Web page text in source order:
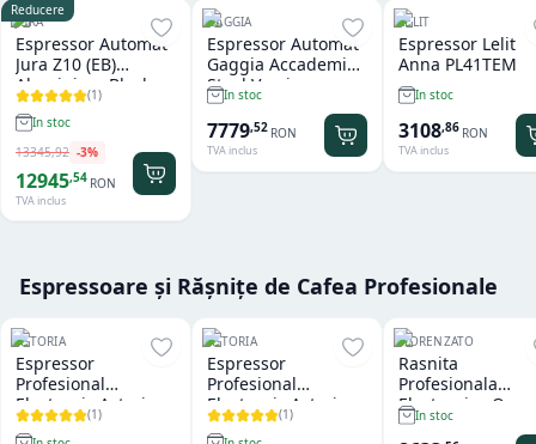
Reducere
JURA
Espressor Automat
Jura Z10 (EB)
Aluminium Black
(1)
In stoc
13345,92 -3%
12945,54 RON
TVA inclus
GAGGIA
Espressor Automat
Gaggia Accademia
Steel Version
In stoc
7779,52 RON
TVA inclus
LELIT
Espressor Lelit
Anna PL41TEM
In stoc
3108,86 RON
TVA inclus
Espressoare și Rășnițe de Cafea Profesionale
ASTORIA
Espressor
Profesional
Electronic Astoria
Tanya R SAE 2
(1)
ASTORIA
Espressor
Profesional
Electronic Astoria
Forma SAE Black 2
(1)
FIORENZATO
Rasnita
Profesionala
Electronica On
Demand
In stoc